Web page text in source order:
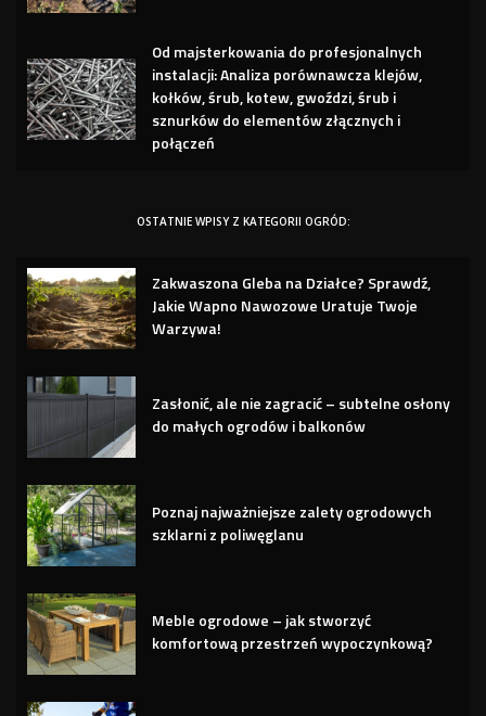
Od majsterkowania do profesjonalnych
instalacji: Analiza porównawcza klejów,
kołków, śrub, kotew, gwoździ, śrub i
sznurków do elementów złącznych i
połączeń
OSTATNIE WPISY Z KATEGORII OGRÓD:
Zakwaszona Gleba na Działce? Sprawdź,
Jakie Wapno Nawozowe Uratuje Twoje
Warzywa!
Zasłonić, ale nie zagracić – subtelne osłony
do małych ogrodów i balkonów
Poznaj najważniejsze zalety ogrodowych
szklarni z poliwęglanu
Meble ogrodowe – jak stworzyć
komfortową przestrzeń wypoczynkową?